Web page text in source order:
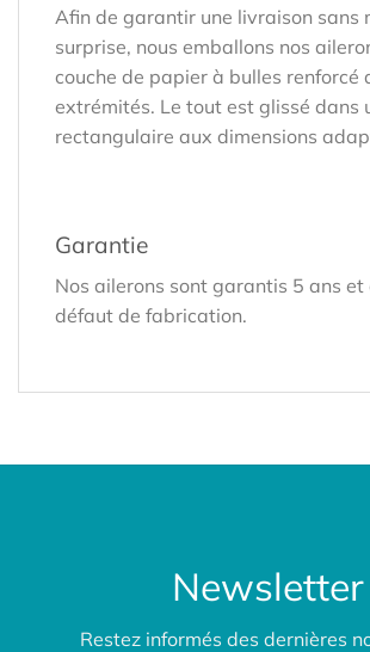
Afin de garantir une livraison sans
surprise, nous emballons nos
couche de papier à bulles renforcé
extrémités. Le tout est glissé dans
rectangulaire aux dimensions
Garantie
Nos ailerons sont garantis 5 ans
défaut de fabrication.
Newsletter
Restez informés des dernières